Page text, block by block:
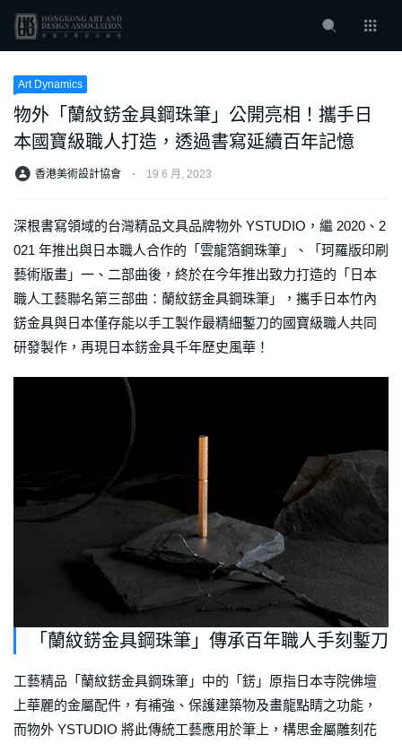
Art Dynamics
物外「蘭紋錺金具鋼珠筆」公開亮相！攜手日
本國寶級職人打造，透過書寫延續百年記憶
香港美術設計協會 ⋅ 19 6 月, 2023
深根書寫領域的台灣精品文具品牌物外 YSTUDIO，繼 2020、2
021 年推出與日本職人合作的「雲龍箔鋼珠筆」、「珂羅版印刷
藝術版畫」一、二部曲後，終於在今年推出致力打造的「日本
職人工藝聯名第三部曲：蘭紋錺金具鋼珠筆」，攜手日本竹內
錺金具與日本僅存能以手工製作最精細鏨刀的國寶級職人共同
研發製作，再現日本錺金具千年歷史風華！
「蘭紋錺金具鋼珠筆」傳承百年職人手刻鏨刀
工藝精品「蘭紋錺金具鋼珠筆」中的「錺」原指日本寺院佛壇
上華麗的金屬配件，有補強、保護建築物及畫龍點睛之功能，
而物外 YSTUDIO 將此傳統工藝應用於筆上，構思金屬雕刻花